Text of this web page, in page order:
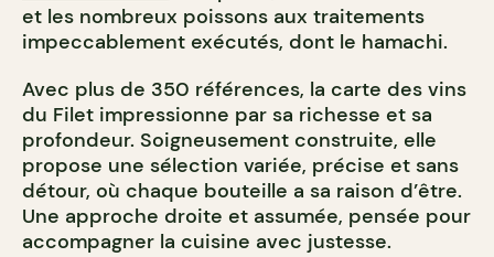
et les nombreux poissons aux traitements
impeccablement exécutés, dont le hamachi.
Avec plus de 350 références, la carte des vins
du Filet impressionne par sa richesse et sa
profondeur. Soigneusement construite, elle
propose une sélection variée, précise et sans
détour, où chaque bouteille a sa raison d’être.
Une approche droite et assumée, pensée pour
accompagner la cuisine avec justesse.